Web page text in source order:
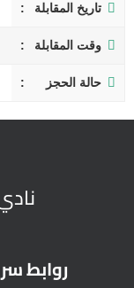
تاريخ المقابلة
وقت المقابلة
حالة الحجز
روابط